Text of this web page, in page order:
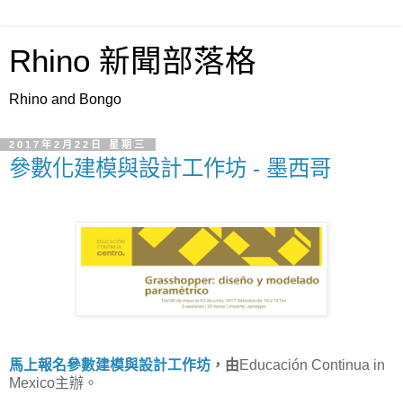
Rhino 新聞部落格
Rhino and Bongo
2017年2月22日 星期三
參數化建模與設計工作坊 - 墨西哥
馬上報名參數建模與設計工作坊 ，由Educación Continua in
Mexico主辦。